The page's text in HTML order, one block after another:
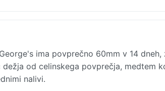
ima povprečno 60mm v 14 dneh,
od celinskega povprečja, medtem
nalivi.